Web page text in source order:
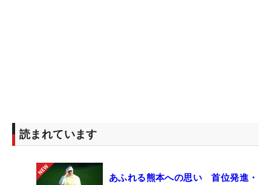
読まれています
あふれる熊本への思い 首位発進・